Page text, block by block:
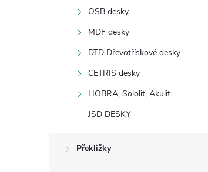
OSB desky
MDF desky
DTD Dřevotřískové desky
CETRIS desky
HOBRA, Sololit, Akulit
JSD DESKY
Překližky